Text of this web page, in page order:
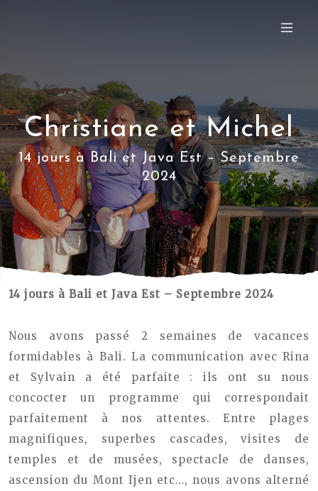
Christiane et Michel
14 jours à Bali et Java Est – Septembre
2024
14 jours à Bali et Java Est – Septembre 2024
Nous avons passé 2 semaines de vacances
formidables à Bali. La communication avec Rina
et Sylvain a été parfaite : ils ont su nous
concocter un programme qui correspondait
parfaitement à nos attentes. Entre plages
magnifiques, superbes cascades, visites de
temples et de musées, spectacle de danses,
ascension du Mont Ijen etc…, nous avons alterné